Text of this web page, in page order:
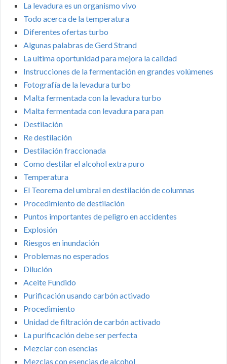
La levadura es un organismo vivo
Todo acerca de la temperatura
Diferentes ofertas turbo
Algunas palabras de Gerd Strand
La ultima oportunidad para mejora la calidad
Instrucciones de la fermentación en grandes volúmenes
Fotografía de la levadura turbo
Malta fermentada con la levadura turbo
Malta fermentada con levadura para pan
Destilación
Re destilación
Destilación fraccionada
Como destilar el alcohol extra puro
Temperatura
El Teorema del umbral en destilación de columnas
Procedimiento de destilación
Puntos importantes de peligro en accidentes
Explosión
Riesgos en inundación
Problemas no esperados
Dilución
Aceite Fundido
Purificación usando carbón activado
Procedimiento
Unidad de filtración de carbón activado
La purificación debe ser perfecta
Mezclar con esencias
Mezclas con esencias de alcohol